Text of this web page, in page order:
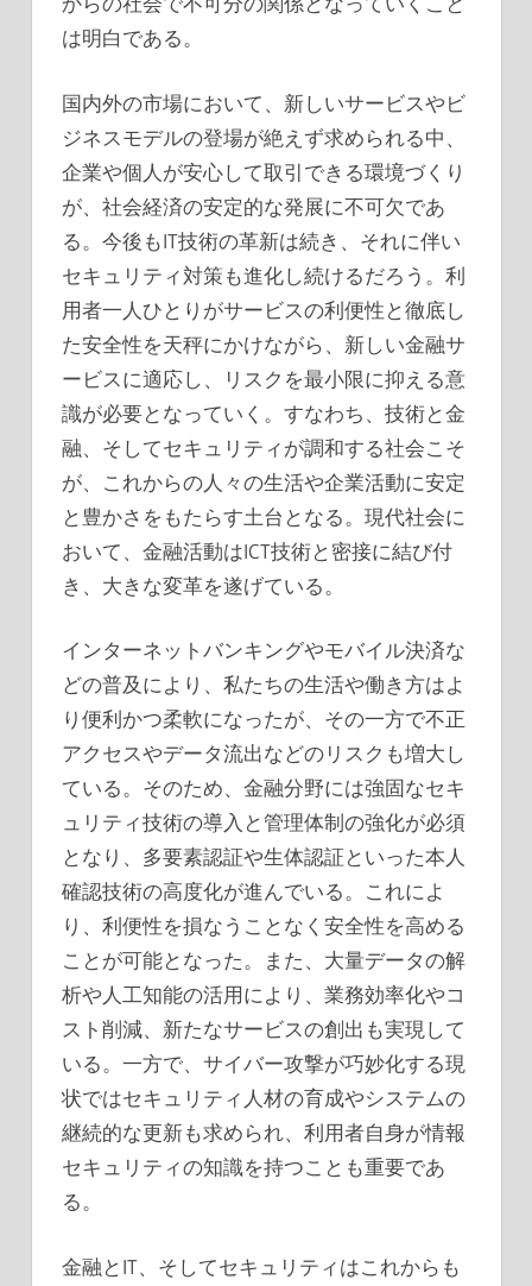
は明白である。
国内外の市場において、新しいサービスやビ
ジネスモデルの登場が絶えず求められる中、
企業や個人が安心して取引できる環境づくり
が、社会経済の安定的な発展に不可欠であ
る。今後もIT技術の革新は続き、それに伴い
セキュリティ対策も進化し続けるだろう。利
用者一人ひとりがサービスの利便性と徹底し
た安全性を天秤にかけながら、新しい金融サ
ービスに適応し、リスクを最小限に抑える意
識が必要となっていく。すなわち、技術と金
融、そしてセキュリティが調和する社会こそ
が、これからの人々の生活や企業活動に安定
と豊かさをもたらす土台となる。現代社会に
おいて、金融活動はICT技術と密接に結び付
き、大きな変革を遂げている。
インターネットバンキングやモバイル決済な
どの普及により、私たちの生活や働き方はよ
り便利かつ柔軟になったが、その一方で不正
アクセスやデータ流出などのリスクも増大し
ている。そのため、金融分野には強固なセキ
ュリティ技術の導入と管理体制の強化が必須
となり、多要素認証や生体認証といった本人
確認技術の高度化が進んでいる。これによ
り、利便性を損なうことなく安全性を高める
ことが可能となった。また、大量データの解
析や人工知能の活用により、業務効率化やコ
スト削減、新たなサービスの創出も実現して
いる。一方で、サイバー攻撃が巧妙化する現
状ではセキュリティ人材の育成やシステムの
継続的な更新も求められ、利用者自身が情報
セキュリティの知識を持つことも重要であ
る。
金融とIT、そしてセキュリティはこれからも